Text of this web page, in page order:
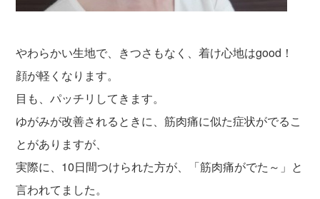
やわらかい生地で、きつさもなく、着け心地はgood！
顔が軽くなります。
目も、パッチリしてきます。
ゆがみが改善されるときに、筋肉痛に似た症状がでるこ
とがありますが、
実際に、10日間つけられた方が、「筋肉痛がでた～」と
言われてました。